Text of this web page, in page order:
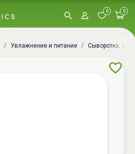
0 0
Увлажнение и питание Сыворотка,